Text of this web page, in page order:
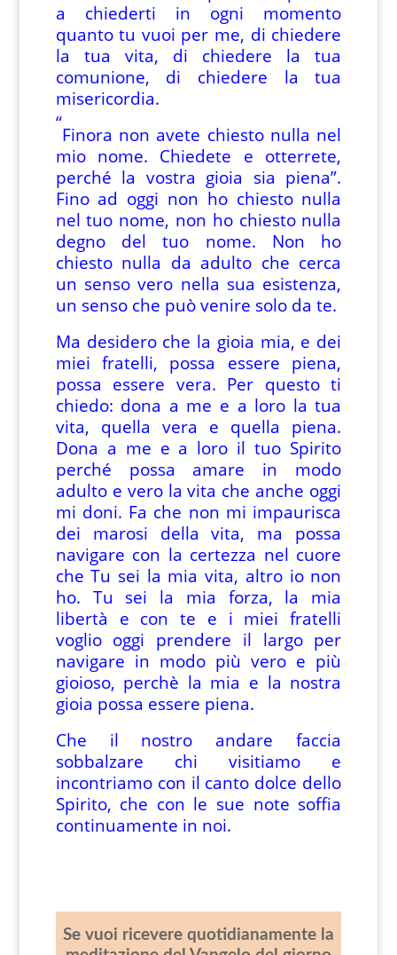
a chiederti in ogni momento
quanto tu vuoi per me, di chiedere
la tua vita, di chiedere la tua
comunione, di chiedere la tua
misericordia.
“
Finora non avete chiesto nulla nel
mio nome. Chiedete e otterrete,
perché la vostra gioia sia piena”.
Fino ad oggi non ho chiesto nulla
nel tuo nome, non ho chiesto nulla
degno del tuo nome. Non ho
chiesto nulla da adulto che cerca
un senso vero nella sua esistenza,
un senso che può venire solo da te.
Ma desidero che la gioia mia, e dei
miei fratelli, possa essere piena,
possa essere vera. Per questo ti
chiedo: dona a me e a loro la tua
vita, quella vera e quella piena.
Dona a me e a loro il tuo Spirito
perché possa amare in modo
adulto e vero la vita che anche oggi
mi doni. Fa che non mi impaurisca
dei marosi della vita, ma possa
navigare con la certezza nel cuore
che Tu sei la mia vita, altro io non
ho. Tu sei la mia forza, la mia
libertà e con te e i miei fratelli
voglio oggi prendere il largo per
navigare in modo più vero e più
gioioso, perchè la mia e la nostra
gioia possa essere piena.
Che il nostro andare faccia
sobbalzare chi visitiamo e
incontriamo con il canto dolce dello
Spirito, che con le sue note soffia
continuamente in noi.
Se vuoi ricevere quotidianamente la